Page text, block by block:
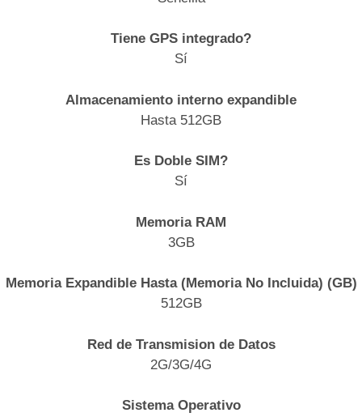
Tiene GPS integrado?
Sí
Almacenamiento interno expandible
Hasta 512GB
Es Doble SIM?
Sí
Memoria RAM
3GB
Memoria Expandible Hasta (Memoria No Incluida) (GB)
512GB
Red de Transmision de Datos
2G/3G/4G
Sistema Operativo